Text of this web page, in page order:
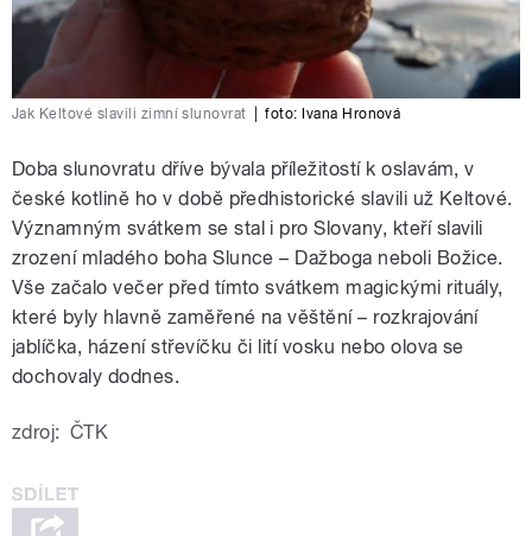
Jak Keltové slavili zimní slunovrat foto: Ivana Hronová
Doba slunovratu dříve bývala příležitostí k oslavám, v
české kotlině ho v době předhistorické slavili už Keltové.
Významným svátkem se stal i pro Slovany, kteří slavili
zrození mladého boha Slunce – Dažboga neboli Božice.
Vše začalo večer před tímto svátkem magickými rituály,
které byly hlavně zaměřené na věštění – rozkrajování
jablíčka, házení střevíčku či lití vosku nebo olova se
dochovaly dodnes.
zdroj: ČTK